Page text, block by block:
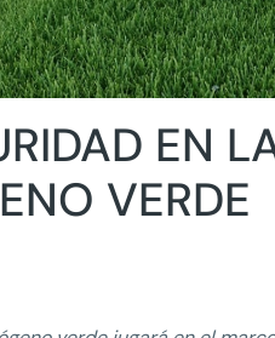
EN
VERDE